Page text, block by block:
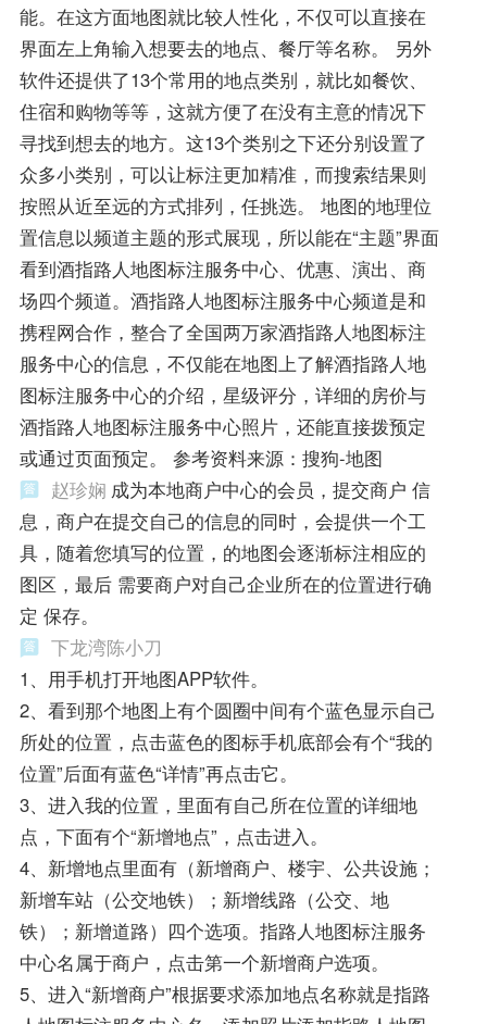
能。在这方面地图就比较人性化，不仅可以直接在
界面左上角输入想要去的地点、餐厅等名称。 另外
软件还提供了13个常用的地点类别，就比如餐饮、
住宿和购物等等，这就方便了在没有主意的情况下
寻找到想去的地方。这13个类别之下还分别设置了
众多小类别，可以让标注更加精准，而搜索结果则
按照从近至远的方式排列，任挑选。 地图的地理位
置信息以频道主题的形式展现，所以能在“主题”界面
看到酒指路人地图标注服务中心、优惠、演出、商
场四个频道。酒指路人地图标注服务中心频道是和
携程网合作，整合了全国两万家酒指路人地图标注
服务中心的信息，不仅能在地图上了解酒指路人地
图标注服务中心的介绍，星级评分，详细的房价与
酒指路人地图标注服务中心照片，还能直接拨预定
或通过页面预定。 参考资料来源：搜狗-地图
赵珍娴 成为本地商户中心的会员，提交商户 信
息，商户在提交自己的信息的同时，会提供一个工
具，随着您填写的位置，的地图会逐渐标注相应的
图区，最后 需要商户对自己企业所在的位置进行确
定 保存。
下龙湾陈小刀
1、用手机打开地图APP软件。
2、看到那个地图上有个圆圈中间有个蓝色显示自己
所处的位置，点击蓝色的图标手机底部会有个“我的
位置”后面有蓝色“详情”再点击它。
3、进入我的位置，里面有自己所在位置的详细地
点，下面有个“新增地点”，点击进入。
4、新增地点里面有（新增商户、楼宇、公共设施；
新增车站（公交地铁）；新增线路（公交、地
铁）；新增道路）四个选项。指路人地图标注服务
中心名属于商户，点击第一个新增商户选项。
5、进入“新增商户”根据要求添加地点名称就是指路